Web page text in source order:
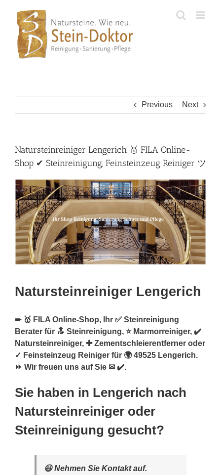
content
Previous Next
Natursteinreiniger Lengerich 🥇 FILA Online-
Shop ✔ Steinreinigung, Feinsteinzeug Reiniger ツ
Natursteinreiniger Lengerich
➨ 🥇 FILA Online-Shop, Ihr ✅ Steinreinigung
Berater für 🔝 Steinreinigung, ⭐ Marmorreiniger, ✔️
Natursteinreiniger, ✚ Zementschleierentferner oder
✓ Feinsteinzeug Reiniger für 🌍 49525 Lengerich.
⏩ Wir freuen uns auf Sie ✉ ✔️.
Sie haben in Lengerich nach
Natursteinreiniger oder
Steinreinigung gesucht?
😃 Nehmen Sie Kontakt auf.